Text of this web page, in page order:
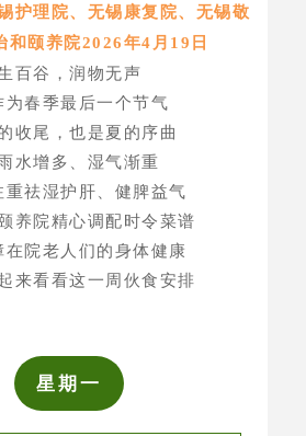
护理院、无锡康复院、无锡敬
和颐养院2026年4月19日
百谷，润物无声
为春季最后一个节气
收尾，也是夏的序曲
水增多、湿气渐重
重祛湿护肝、健脾益气
养院精心调配时令菜谱
在院老人们的身体健康
来看看这一周伙食安排
星期一